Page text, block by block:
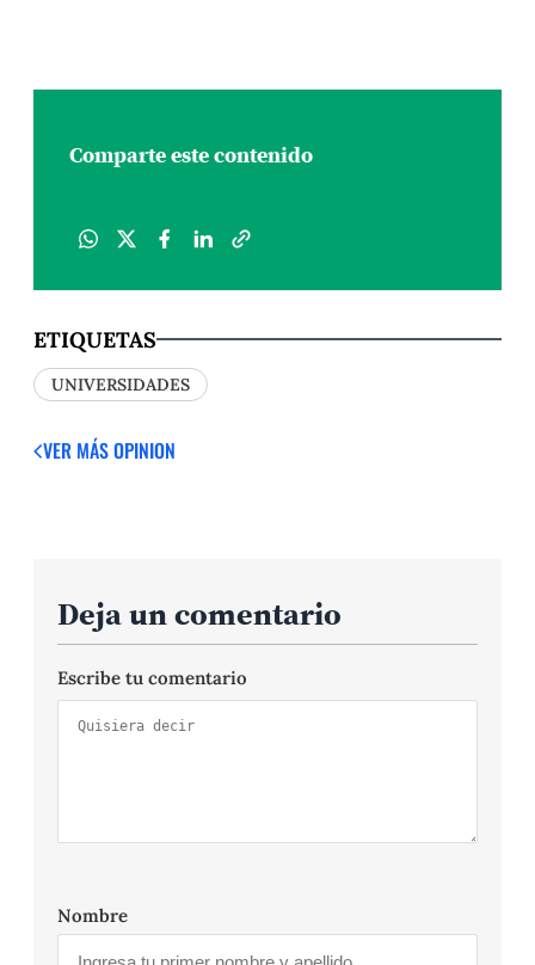
Comparte este contenido
ETIQUETAS
UNIVERSIDADES
VER MÁS OPINION
Deja un comentario
Escribe tu comentario
Nombre